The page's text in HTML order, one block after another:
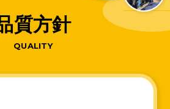
質方針
QUALITY